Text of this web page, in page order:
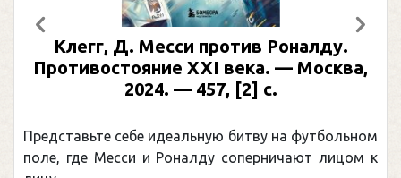
Клегг, Д. Месси против Роналду.
Противостояние XXI века. — Москва,
2024. — 457, [2] с.
Представьте себе идеальную битву на футбольном
поле, где Месси и Роналду соперничают лицом к
Предыдущий